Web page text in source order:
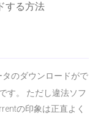
する方法
のダウンロードがで
す。 ただし違法ソフ
の印象は正直よく